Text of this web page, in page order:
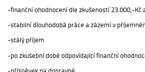
finanční ohodnocení dle zkušeností 23.000,-Kč
stabilní dlouhodobá práce a zázemí v
stálý příjem
po zkušební době odpovídající finanční